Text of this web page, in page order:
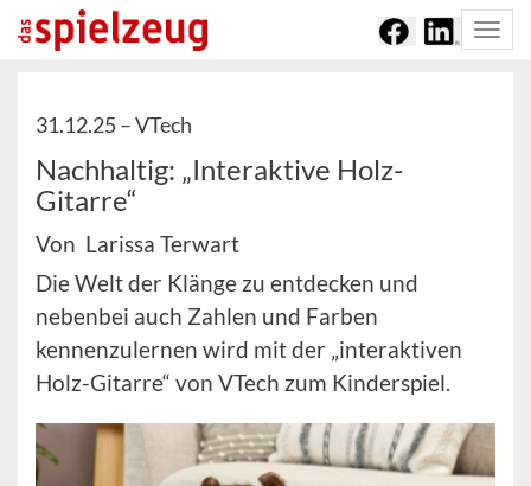
31.12.25 –VTech
Nachhaltig: „Interaktive Holz-
Gitarre“
Von Larissa Terwart
Die Welt der Klänge zu entdecken und
nebenbei auch Zahlen und Farben
kennenzulernen wird mit der „interaktiven
Holz-Gitarre“ von VTech zum Kinderspiel.